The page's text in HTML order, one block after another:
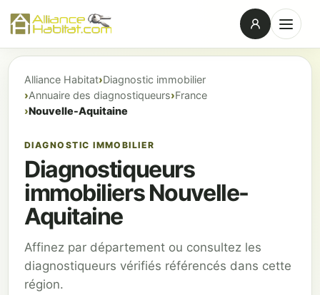
Alliance Habitat Diagnostic immobilier
Annuaire des diagnostiqueurs France
Nouvelle-Aquitaine
DIAGNOSTIC IMMOBILIER
Diagnostiqueurs
immobiliers Nouvelle-
Aquitaine
Affinez par département ou consultez les
diagnostiqueurs vérifiés référencés dans cette
région.